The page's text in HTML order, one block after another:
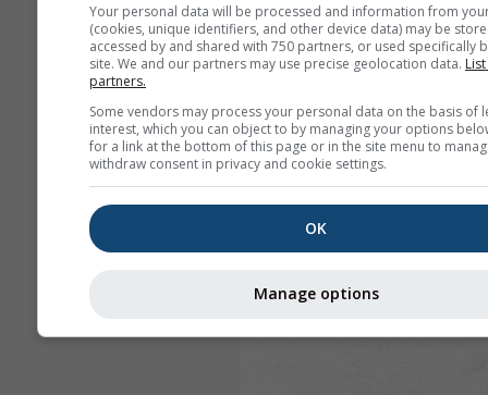
Your personal data will be processed and information from
(cookies, unique identifiers, and other device data) may be
accessed by and shared with 750 partners, or used specifically
site. We and our partners may use precise geolocation data.
partners.
Some vendors may process your personal data on the basis of
interest, which you can object to by managing your options
for a link at the bottom of this page or in the site menu to
withdraw consent in privacy and cookie settings.
OK
Manage options